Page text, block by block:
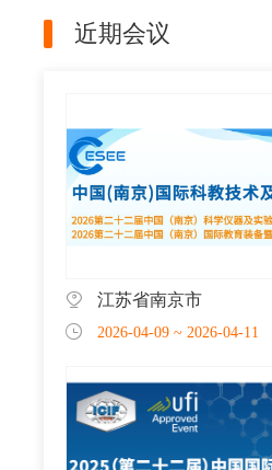
近期会议
江苏省南京市
2026-04-09 ~ 2026-04-11